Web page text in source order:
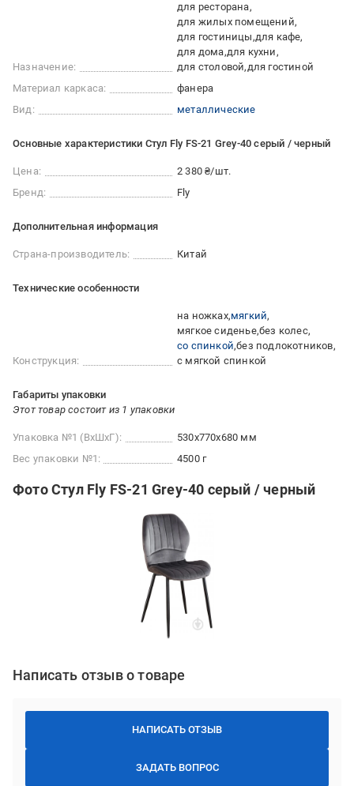
Назначение:
для ресторана
для жилых помещений
для гостиницы для кафе
для дома для кухни
для столовой для гостиной
Материал каркаса:
фанера
Вид:
металлические
Основные характеристики Стул Fly FS-21 Grey-40 серый / черный
Цена:
2 380 ₴/шт.
Бренд:
Fly
Дополнительная информация
Страна-производитель: Китай
Технические особенности
Конструкция:
на ножках мягкий
мягкое сиденье без колес
со спинкой без подлокотников
с мягкой спинкой
Габариты упаковки
Этот товар состоит из 1 упаковки
Упаковка №1 (ВхШхГ):
530x770x680 мм
Вес упаковки №1:
4500 г
Фото Стул Fly FS-21 Grey-40 серый / черный
Написать отзыв о товаре
НАПИСАТЬ ОТЗЫВ
ЗАДАТЬ ВОПРОС